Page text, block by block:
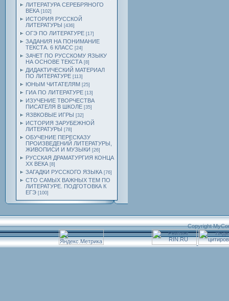
ЛИТЕРАТУРА СЕРЕБРЯНОГО
ВЕКА [102]
ИСТОРИЯ РУССКОЙ
ЛИТЕРАТУРЫ [436]
ОГЭ ПО ЛИТЕРАТУРЕ [17]
ЗАДАНИЯ НА ПОНИМАНИЕ
ТЕКСТА. 6 КЛАСС [24]
ЗАЧЕТ ПО РУССКОМУ ЯЗЫКУ
НА ОСНОВЕ ТЕКСТА [8]
ДИДАКТИЧЕСКИЙ МАТЕРИАЛ
ПО ЛИТЕРАТУРЕ [113]
ЮНЫМ ЧИТАТЕЛЯМ [25]
ГИА ПО ЛИТЕРАТУРЕ [13]
ИЗУЧЕНИЕ ТВОРЧЕСТВА
ПИСАТЕЛЯ В ШКОЛЕ [35]
ЯЗВКОВЫЕ ИГРЫ [32]
ИСТОРИЯ ЗАРУБЕЖНОЙ
ЛИТЕРАТУРЫ [78]
ОБУЧЕНИЕ ПЕРЕСКАЗУ
ПРОИЗВЕДЕНИЙ ЛИТЕРАТУРЫ,
ЖИВОПИСИ И МУЗЫКИ [26]
РУССКАЯ ДРАМАТУРГИЯ КОНЦА
ХХ ВЕКА [8]
ЗАГАДКИ РУССКОГО ЯЗЫКА [76]
СТО САМЫХ ВАЖНЫХ ТЕМ ПО
ЛИТЕРАТУРЕ. ПОДГОТОВКА К
ЕГЭ [100]
Copyright